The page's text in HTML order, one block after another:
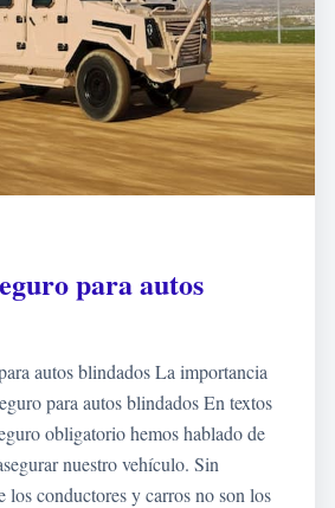
para autos
autos blindados La importancia
para autos blindados En textos
obligatorio hemos hablado de
nuestro vehículo. Sin
los conductores y carros no son los